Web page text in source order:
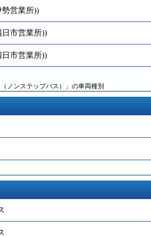
勢営業所))
市営業所))
市営業所))
ノンステップバス）」の車両種別